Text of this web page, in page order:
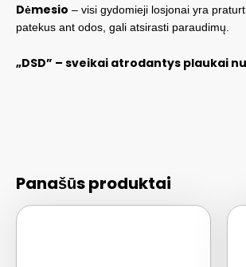
Dėmesio – visi gydomieji losjonai yra
patekus ant odos, gali atsirasti paraudimų.
„DSD” – sveikai atrodantys plaukai
Panašūs produktai